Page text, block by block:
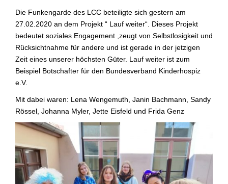
Die Funkengarde des LCC beteiligte sich gestern am
27.02.2020 an dem Projekt “ Lauf weiter“. Dieses Projekt
bedeutet soziales Engagement ,zeugt von Selbstlosigkeit und
Rücksichtnahme für andere und ist gerade in der jetzigen
Zeit eines unserer höchsten Güter. Lauf weiter ist zum
Beispiel Botschafter für den Bundesverband Kinderhospiz
e.V.
Mit dabei waren: Lena Wengemuth, Janin Bachmann, Sandy
Rössel, Johanna Myler, Jette Eisfeld und Frida Genz